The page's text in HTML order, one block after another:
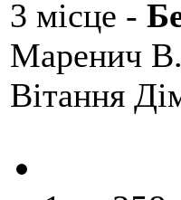
3 місце -
Маренич
Вітання